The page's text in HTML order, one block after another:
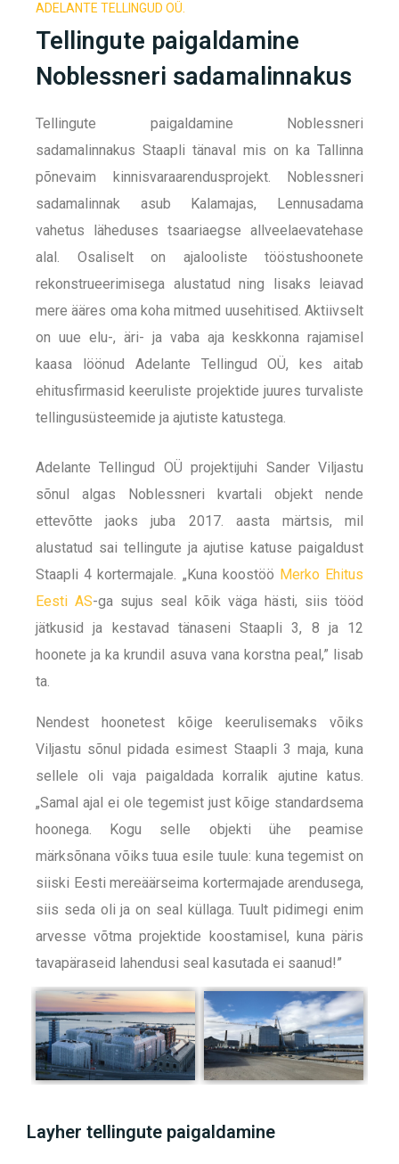
ADELANTE TELLINGUD OÜ.
Tellingute paigaldamine
Noblessneri sadamalinnakus
Tellingute paigaldamine Noblessneri
sadamalinnakus Staapli tänaval mis on ka Tallinna
põnevaim kinnisvaraarendusprojekt.
Noblessneri
sadamalinnak asub
Kalamajas, Lennusadama
vahetus läheduses tsaariaegse allveelaevatehase
alal. Osaliselt on ajalooliste tööstushoonete
rekonstrueerimisega alustatud ning lisaks leiavad
mere ääres oma koha mitmed uusehitised. Aktiivselt
on uue elu-, äri- ja vaba aja keskkonna rajamisel
kaasa löönud Adelante Tellingud OÜ, kes aitab
ehitusfirmasid keeruliste projektide juures turvaliste
tellingusüsteemide ja ajutiste katustega.
Adelante Tellingud OÜ projektijuhi Sander Viljastu
sõnul algas Noblessneri kvartali objekt nende
ettevõtte jaoks juba 2017. aasta märtsis, mil
alustatud sai tellingute ja ajutise katuse paigaldust
Staapli 4 kortermajale. „Kuna koostöö Merko Ehitus
Eesti AS-ga sujus seal kõik väga hästi, siis tööd
jätkusid ja kestavad tänaseni Staapli 3, 8 ja 12
hoonete ja ka krundil asuva vana korstna peal,” lisab
ta.
Nendest hoonetest kõige keerulisemaks võiks
Viljastu sõnul pidada esimest Staapli 3 maja, kuna
sellele oli vaja paigaldada korralik ajutine katus.
„Samal ajal ei ole tegemist just kõige standardsema
hoonega. Kogu selle objekti ühe peamise
märksõnana võiks tuua esile tuule: kuna tegemist on
siiski Eesti mereäärseima kortermajade arendusega,
siis seda oli ja on seal küllaga. Tuult pidimegi enim
arvesse võtma projektide koostamisel, kuna päris
tavapäraseid lahendusi seal kasutada ei saanud!”
Layher tellingute paigaldamine